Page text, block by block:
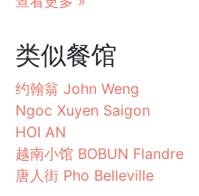
类似餐馆
约翰翁 John Weng
Ngoc Xuyen Saigon
HOI AN
越南小馆 BOBUN Flandre
唐人街 Pho Belleville